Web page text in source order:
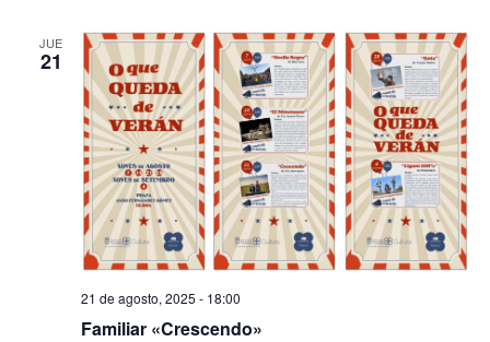
JUE
21
Familiar «Crescendo»
21 de agosto, 2025 - 18:00